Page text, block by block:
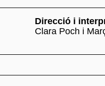
Direcció i
Clara Poch i